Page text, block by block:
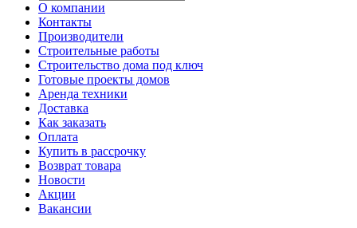
О компании
Контакты
Производители
Строительные работы
Строительство дома под ключ
Готовые проекты домов
Аренда техники
Доставка
Как заказать
Оплата
Купить в рассрочку
Возврат товара
Новости
Акции
Вакансии